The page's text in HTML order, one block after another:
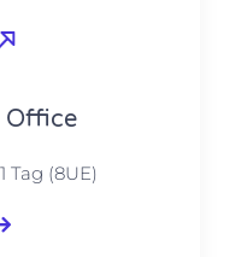
Office
Tag (8UE)